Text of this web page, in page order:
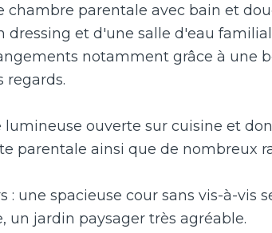
parentale avec bain et
et d'une salle d'eau
notamment grâce à une
regards.
ouverte sur cuisine et
parentale ainsi que de nombreux
: une spacieuse cour sans vis-à-vis
un jardin paysager très agréable.